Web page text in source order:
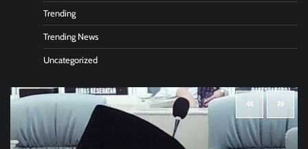
Trending
Trending News
Uncategorized